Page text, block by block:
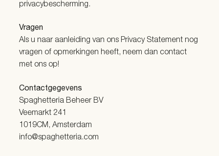
privacybescherming.
Vragen
Als u naar aanleiding van ons Privacy Statement nog
vragen of opmerkingen heeft, neem dan contact
met ons op!
Contactgegevens
Spaghetteria Beheer BV
Veemarkt 241
1019CM, Amsterdam
info@spaghetteria.com